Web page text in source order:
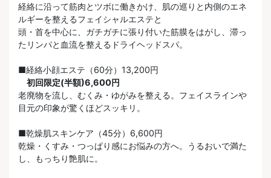
経絡に沿って筋肉とツボに働きかけ、肌の巡りと内側のエネ
ルギーを整えるフェイシャルエステと
頭・首を中心に、ガチガチに張り付いた筋膜をはがし、滞っ
たリンパと血流を整えるドライヘッドスパ。
■経絡小顔エステ（60分）13,200円
初回限定(半額)6,600円
老廃物を流し、むくみ・ゆがみを整える。フェイスラインや
目元の印象が驚くほどスッキリ。
■乾燥肌スキンケア（45分）6,600円
乾燥・くすみ・つっぱり感にお悩みの方へ。うるおいで満た
し、もっちり艶肌に。